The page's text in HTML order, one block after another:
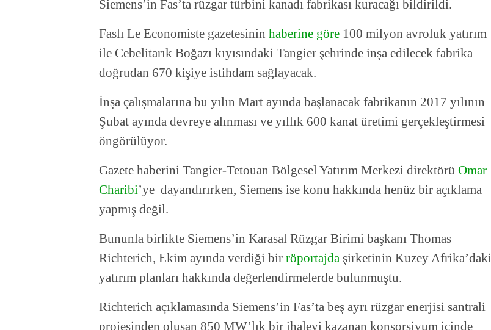
Siemens’in Fas’ta rüzgar türbini kanadı fabrikası kuracağı bildirildi.
Faslı Le Economiste gazetesinin haberine göre 100 milyon avroluk yatırım
ile Cebelitarık Boğazı kıyısındaki Tangier şehrinde inşa edilecek fabrika
doğrudan 670 kişiye istihdam sağlayacak.
İnşa çalışmalarına bu yılın Mart ayında başlanacak fabrikanın 2017 yılının
Şubat ayında devreye alınması ve yıllık 600 kanat üretimi gerçekleştirmesi
öngörülüyor.
Gazete haberini Tangier-Tetouan Bölgesel Yatırım Merkezi direktörü Omar
Charibi’ye dayandırırken, Siemens ise konu hakkında henüz bir açıklama
yapmış değil.
Bununla birlikte Siemens’in Karasal Rüzgar Birimi başkanı Thomas
Richterich, Ekim ayında verdiği bir röportajda şirketinin Kuzey Afrika’daki
yatırım planları hakkında değerlendirmelerde bulunmuştu.
Richterich açıklamasında Siemens’in Fas’ta beş ayrı rüzgar enerjisi santrali
projesinden oluşan 850 MW’lık bir ihaleyi kazanan konsorsiyum içinde